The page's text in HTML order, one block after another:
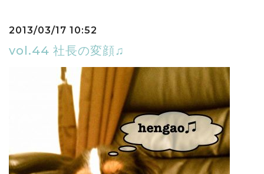
2013/03/17 10:52
vol.44 社長の変顔♫